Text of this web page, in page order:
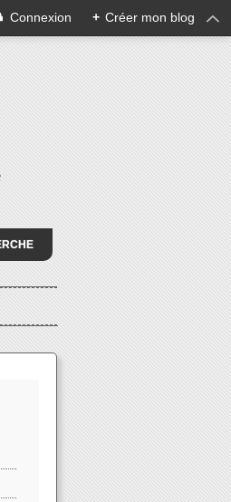
Connexion + Créer mon blog